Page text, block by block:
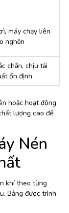
máy chạy liên
nghẽn
chắn, chịu tải
ổn định
hoặc hoạt động
lượng cao để
Nén
khí theo từng
Bảng được trình